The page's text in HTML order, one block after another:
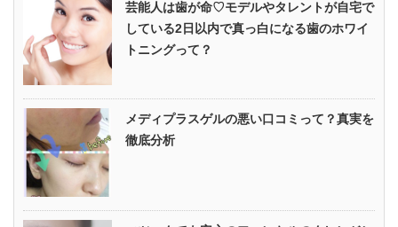
芸能人は歯が命♡モデルやタレントが自宅で
している2日以内で真っ白になる歯のホワイ
トニングって？
メディプラスゲルの悪い口コミって？真実を
徹底分析